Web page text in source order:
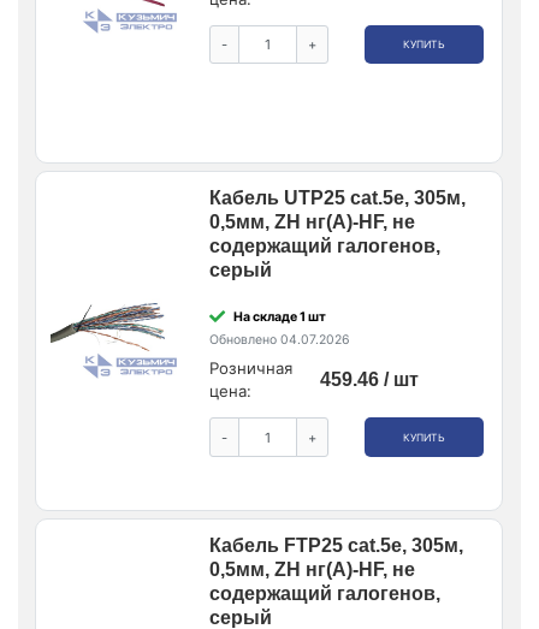
- + КУПИТЬ
Кабель UTP25 cat.5e, 305м,
0,5мм, ZH нг(A)-HF, не
содержащий галогенов,
серый
На складе 1 шт
Обновлено 04.07.2026
Розничная
цена:
459.46 / шт
- + КУПИТЬ
Кабель FTP25 cat.5e, 305м,
0,5мм, ZH нг(A)-HF, не
содержащий галогенов,
серый